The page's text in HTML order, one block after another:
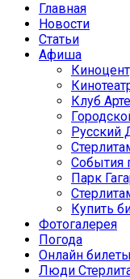
Главная
Новости
Статьи
Афиша
Клуб
Русский
События
Парк
Купить
Фотогалерея
Погода
Онлайн билеты
Люди